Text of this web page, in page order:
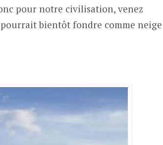
pour notre civilisation, venez
bientôt fondre comme neige